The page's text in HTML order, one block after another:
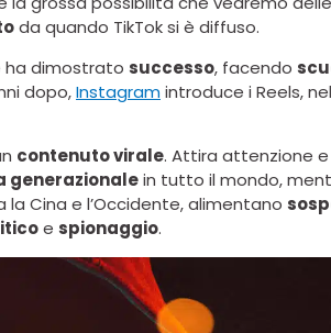
da quando TikTok si è diffuso.
ha dimostrato successo, facendo
dopo,Instagramintroduce i Reels, nel
contenuto virale. Attira attenzione e
generazionalein tutto il mondo,
Cina e l’Occidente, alimentano
e spionaggio.